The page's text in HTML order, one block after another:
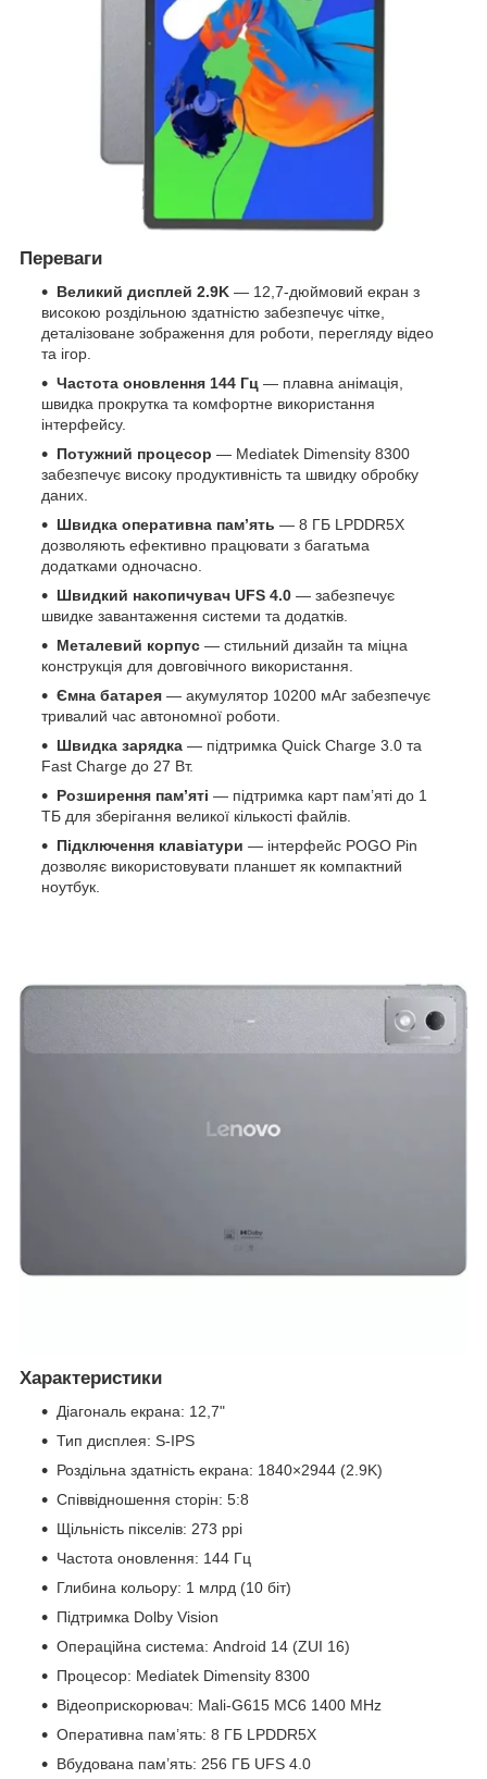
Переваги
Великий дисплей 2.9K — 12,7-дюймовий екран з
високою роздільною здатністю забезпечує чітке,
деталізоване зображення для роботи, перегляду відео
та ігор.
Частота оновлення 144 Гц — плавна анімація,
швидка прокрутка та комфортне використання
інтерфейсу.
Потужний процесор — Mediatek Dimensity 8300
забезпечує високу продуктивність та швидку обробку
даних.
Швидка оперативна пам’ять — 8 ГБ LPDDR5X
дозволяють ефективно працювати з багатьма
додатками одночасно.
Швидкий накопичувач UFS 4.0 — забезпечує
швидке завантаження системи та додатків.
Металевий корпус — стильний дизайн та міцна
конструкція для довговічного використання.
Ємна батарея — акумулятор 10200 мАг забезпечує
тривалий час автономної роботи.
Швидка зарядка — підтримка Quick Charge 3.0 та
Fast Charge до 27 Вт.
Розширення пам’яті — підтримка карт пам’яті до 1
ТБ для зберігання великої кількості файлів.
Підключення клавіатури — інтерфейс POGO Pin
дозволяє використовувати планшет як компактний
ноутбук.
Характеристики
Діагональ екрана: 12,7"
Тип дисплея: S-IPS
Роздільна здатність екрана: 1840×2944 (2.9K)
Співвідношення сторін: 5:8
Щільність пікселів: 273 ppi
Частота оновлення: 144 Гц
Глибина кольору: 1 млрд (10 біт)
Підтримка Dolby Vision
Операційна система: Android 14 (ZUI 16)
Процесор: Mediatek Dimensity 8300
Відеоприскорювач: Mali-G615 MC6 1400 MHz
Оперативна пам’ять: 8 ГБ LPDDR5X
Вбудована пам’ять: 256 ГБ UFS 4.0